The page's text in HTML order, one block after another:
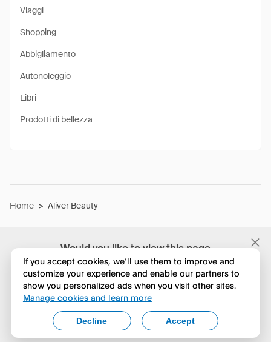
Would you like to view this page
in English?
No, continua a esplorare
Yes, change to English
Viaggi
Shopping
Abbigliamento
Autonoleggio
Libri
Prodotti di bellezza
Home > Aliver Beauty
If you accept cookies, we’ll use them to improve and
customize your experience and enable our partners to
show you personalized ads when you visit other sites.
Manage cookies and learn more
Accept
Decline